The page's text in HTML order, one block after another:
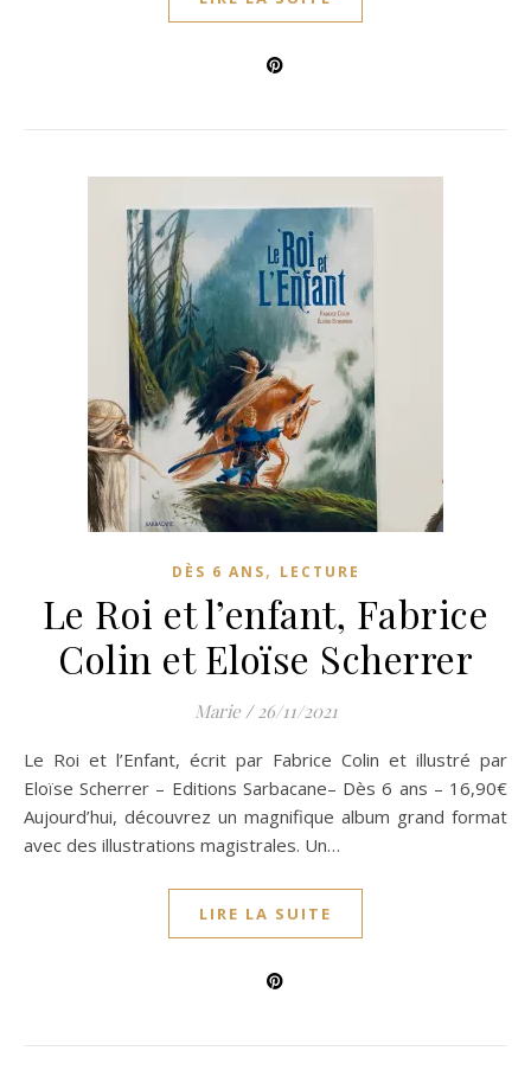
DÈS 6 ANS, LECTURE
Le Roi et l’enfant, Fabrice
Colin et Eloïse Scherrer
Marie / 26/11/2021
Le Roi et l’Enfant, écrit par Fabrice Colin et illustré par
Eloïse Scherrer – Editions Sarbacane– Dès 6 ans – 16,90€
Aujourd’hui, découvrez un magnifique album grand format
avec des illustrations magistrales. Un…
LIRE LA SUITE